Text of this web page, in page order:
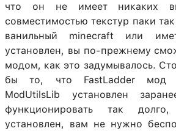
что он не имеет никаких
совместимостью текстур паки
ванильный minecraft или
установлен, вы по-прежнему
модом, как это задумывалось.
бы то, что FastLadder мод
ModUtilsLib установлен
функционировать так
установлен, вам не нужно